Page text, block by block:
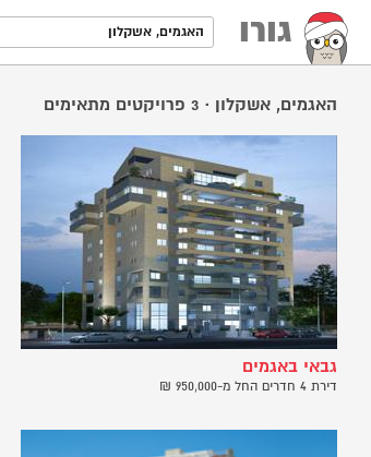
גורו
האגמים, אשקלון ·
3 פרויקטים מתאימים
גבאי באגמים
דירת 4 חדרים החל מ-950,000 ₪